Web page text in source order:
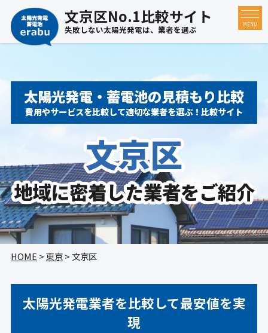
MENU
文京区No.1比較サイト
失敗しない太陽光発電は、業者を選ぶ
太陽光発電・蓄電池の見積もり比較
費用やサービスを比較して適切な業者を選ぶ！比較サイト
文京区
地域に密着した業者をご紹介
HOME >東京> 文京区
太陽光発電業者を比較して最安値を実
現